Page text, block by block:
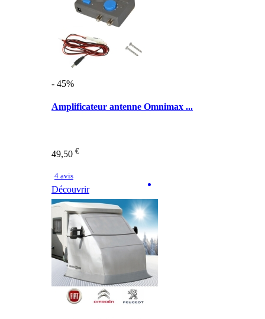
- 45%
Amplificateur antenne Omnimax ...
49,50 €
4 avis
Découvrir